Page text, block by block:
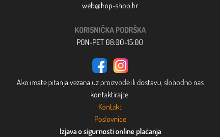
web@hop-shop.hr
KORISNIČKA PODRŠKA
PON-PET 08:00-15:00
Ako imate pitanja vezana uz proizvode ili dostavu, slobodno nas
kontaktirajte.
Kontakt
Poslovnice
Izjava o sigurnosti online plaćanja